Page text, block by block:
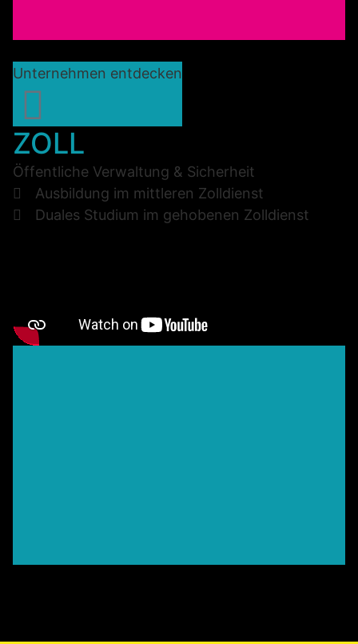
Unternehmen entdecken
ZOLL
Öffentliche Verwaltung & Sicherheit
Ausbildung im mittleren Zolldienst
Duales Studium im gehobenen Zolldienst